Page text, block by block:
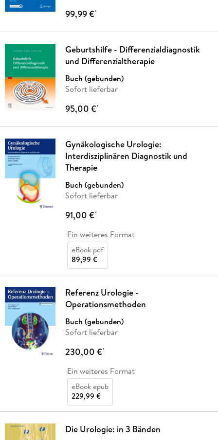
99,99 €*
Geburtshilfe - Differenzialdiagnostik
und Differenzialtherapie
Buch (gebunden)
Sofort lieferbar
95,00 €*
Gynäkologische Urologie:
Interdisziplinären Diagnostik und
Therapie
Buch (gebunden)
Sofort lieferbar
91,00 €*
Ein weiteres Format
eBook pdf
89,99 €
Referenz Urologie -
Operationsmethoden
Buch (gebunden)
Sofort lieferbar
230,00 €*
Ein weiteres Format
eBook epub
229,99 €
Die Urologie: in 3 Bänden